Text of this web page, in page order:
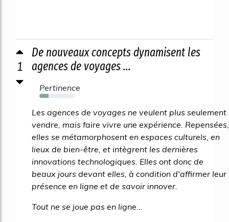
1
De nouveaux concepts dynamisent les
agences de voyages ...
Pertinence
26%
Les agences de voyages ne veulent plus seulement
vendre, mais faire vivre une expérience. Repensées,
elles se métamorphosent en espaces culturels, en
lieux de bien-être, et intègrent les dernières
innovations technologiques. Elles ont donc de
beaux jours devant elles, à condition d'affirmer leur
présence en ligne et de savoir innover.
Tout ne se joue pas en ligne...